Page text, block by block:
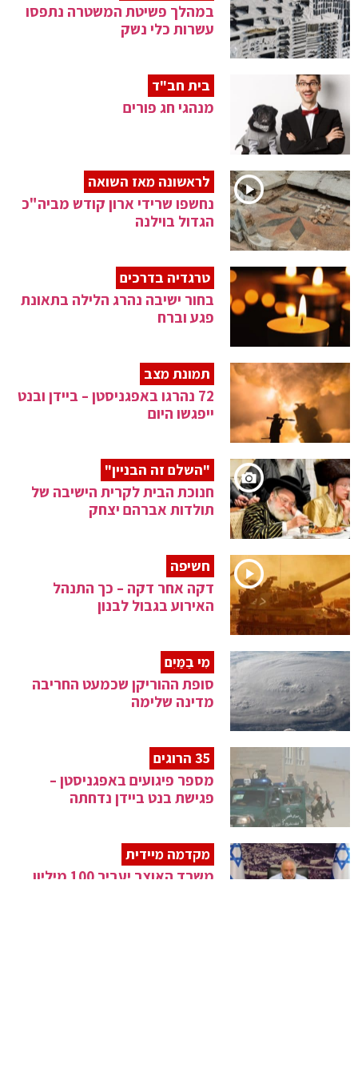
במהלך פשיטת המשטרה נתפסו
עשרות כלי נשק
בית חב"ד
מנהגי חג פורים
לראשונה מאז השואה
נחשפו שרידי ארון קודש מביה"כ
הגדול בוילנה
טרגדיה בדרכים
בחור ישיבה נהרג הלילה בתאונת
פגע וברח
תמונת מצב
72 נהרגו באפגניסטן – ביידן ובנט
ייפגשו היום
"השלם זה הבניין"
חנוכת הבית לקרית הישיבה של
תולדות אברהם יצחק
חשיפה
דקה אחר דקה – כך התנהל
האירוע בגבול לבנון
מִי בַמַּיִם
סופת ההוריקן שכמעט החריבה
מדינה שלימה
35 הרוגים
מספר פיגועים באפגניסטן –
פגישת בנט ביידן נדחתה
מקדמה מיידית
משרד האוצר יעביר 100 מיליון